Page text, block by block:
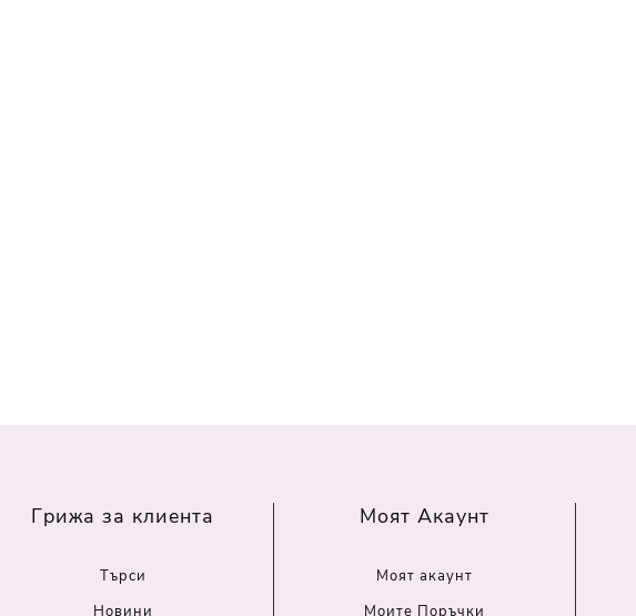
Грижа за клиента
Търси
Новини
Моят Акаунт
Моят акаунт
Моите Поръчки